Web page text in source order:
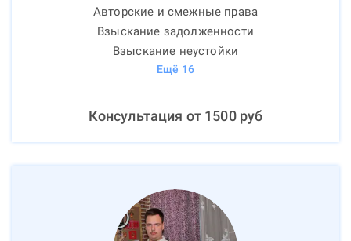
Авторские и смежные права
Взыскание задолженности
Взыскание неустойки
Ещё 16
Консультация от 1500руб